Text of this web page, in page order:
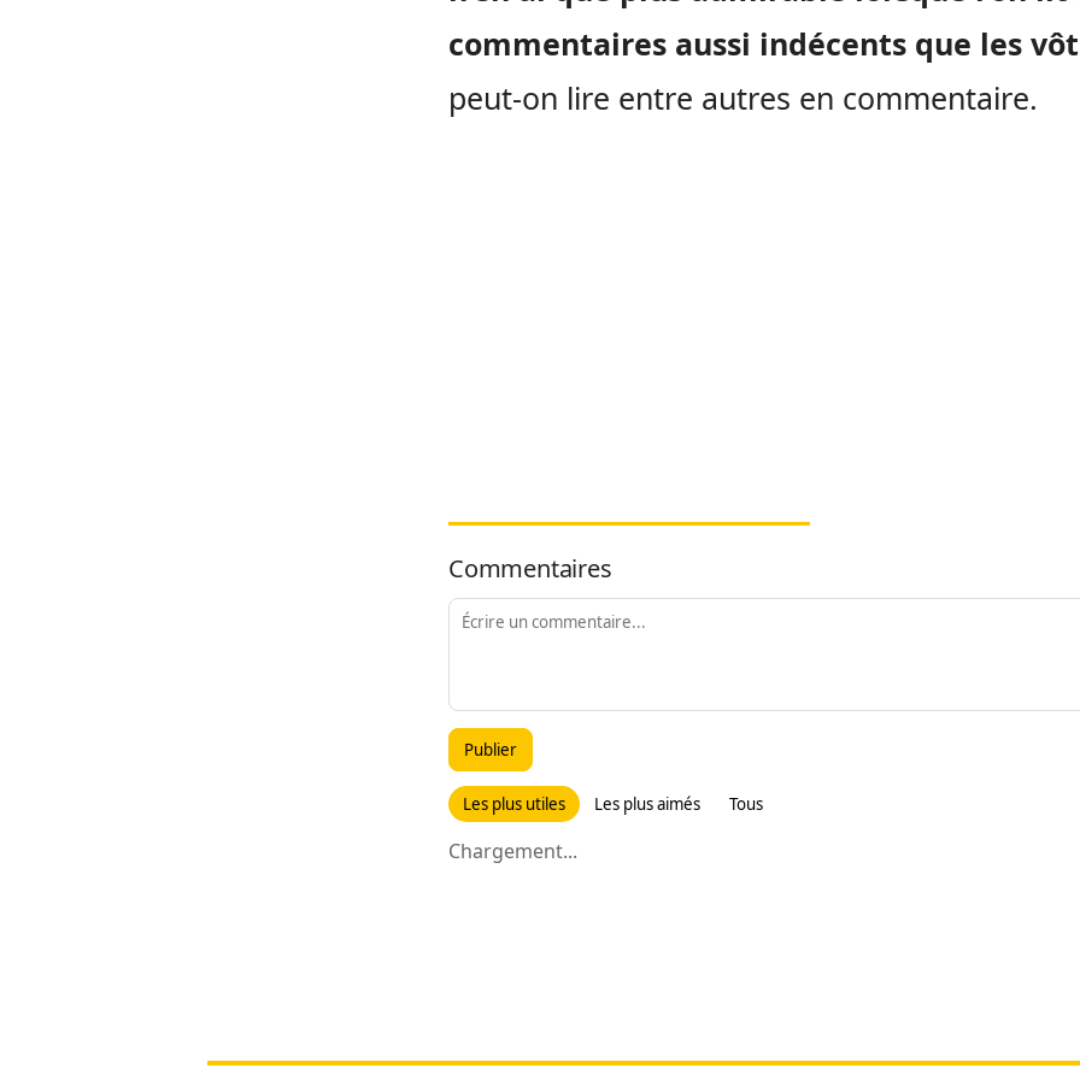
commentaires aussi indécents que les
peut-on lire entre autres en commentaire.
Commentaires
Publier
Les plus utiles Les plus aimés Tous
Chargement...